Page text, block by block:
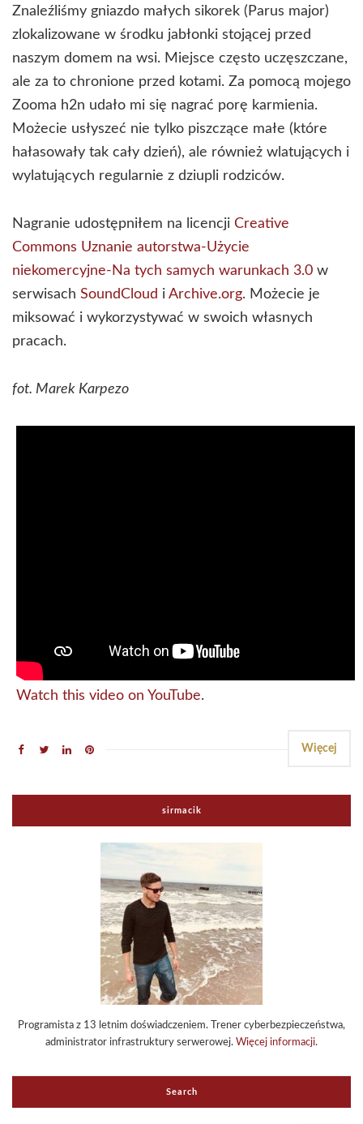
Znaleźliśmy gniazdo małych sikorek (Parus major)
zlokalizowane w środku jabłonki stojącej przed
naszym domem na wsi. Miejsce często uczęszczane,
ale za to chronione przed kotami. Za pomocą mojego
Zooma h2n udało mi się nagrać porę karmienia.
Możecie usłyszeć nie tylko piszczące małe (które
hałasowały tak cały dzień), ale również wlatujących i
wylatujących regularnie z dziupli rodziców.
Nagranie udostępniłem na licencji Creative
Commons Uznanie autorstwa-Użycie
niekomercyjne-Na tych samych warunkach 3.0 w
serwisach SoundCloud i Archive.org. Możecie je
miksować i wykorzystywać w swoich własnych
pracach.
fot. Marek Karpezo
Watch this video on YouTube.
Więcej
sirmacik
Programista z 13 letnim doświadczeniem. Trener cyberbezpieczeństwa,
administrator infrastruktury serwerowej. Więcej informacji.
Search